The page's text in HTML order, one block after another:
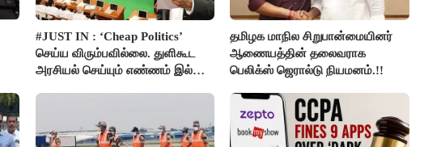
#JUST IN : ‘Cheap Politics’
செய்ய விரும்பவில்லை. துளிகூட
அரசியல் செய்யும் எண்ணம் இல்லை
தமிழக மாநில சிறுபான்மையினர்
ஆணையத்தின் தலைவராக
பெலிக்ஸ் ஜெரால்டு நியமனம்.!!